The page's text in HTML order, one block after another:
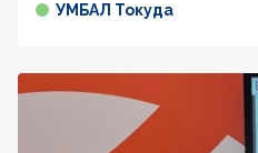
УМБАЛ Токуда